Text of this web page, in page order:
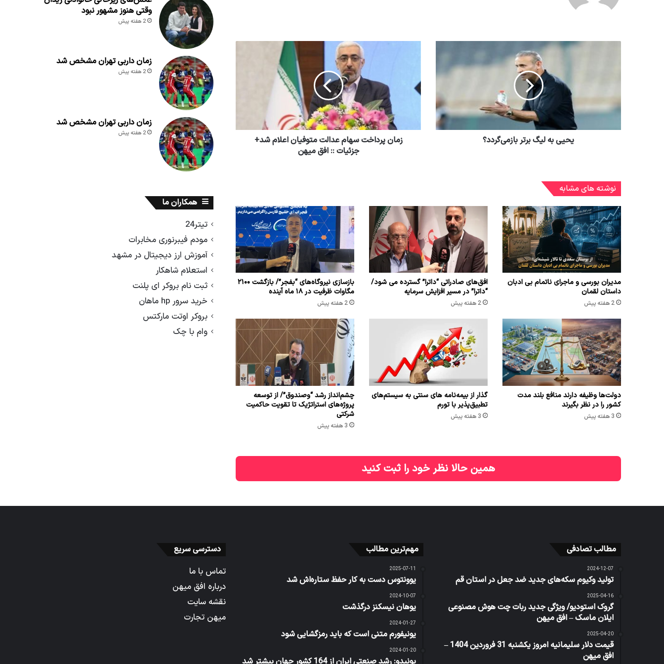
یحیی به لیگ برتر بازمی‌گردد؟
زمان پرداخت سهام‌ عدالت متوفیان اعلام شد+
جزئیات :: افق میهن
نوشته های مشابه
مدیران بورسی و ماجرای ناتمام بی ادبان
داستان لقمان
2 هفته پیش
افق‌های صادراتی “داترا” گسترده می شود/
“داترا” در مسیر افزایش سرمایه
2 هفته پیش
بازسازی نیروگاه‌های “بفجر”/ بازگشت ۲۱۰۰
مگاوات ظرفیت در ۱۸ ماه آینده
2 هفته پیش
دولت‌ها وظیفه دارند منافع بلند مدت
کشور را در نظر بگیرند
3 هفته پیش
گذار از بیمه‌نامه های سنتی به سیستم‌های
تطبیق‌پذیر با تورم
3 هفته پیش
چشم‌انداز رشد “وصندوق”/ از توسعه
پروژه‌های استراتژیک تا تقویت حاکمیت
شرکتی
3 هفته پیش
همین حالا نظر خود را ثبت کنید
وقتی هنوز مشهور نبود
2 هفته پیش
زمان داربی تهران مشخص شد
2 هفته پیش
زمان داربی تهران مشخص شد
2 هفته پیش
همکاران ما
تیتر24
مودم فیبرنوری مخابرات
آموزش ارز دیجیتال در مشهد
استعلام شاهکار
ثبت نام بروکر ای پلنت
خرید سرور hp ماهان
بروکر اوتت مارکتس
وام با چک
مطالب تصادفی
2024-12-07
تولید وکیوم سکه‌های جدید ضد جعل در استان قم
2025-04-16
گروک استودیو/ ویژگی جدید ربات چت هوش مصنوعی
ایلان ماسک – افق میهن
2025-04-20
قیمت دلار سلیمانیه امروز یکشنبه 31 فروردین 1404 –
افق میهن
مهم‌ترین مطالب
2025-07-11
یوونتوس دست به کار حفظ ستاره‌اش شد
2024-10-07
یوهان نیسکنز درگذشت
2024-01-27
یونیفورم متنی است که باید رمزگشایی شود
2024-01-20
یونیدو: رشد صنعتی ایران از 164 کشور جهان بیشتر شد
دسترسی سریع
تماس با ما
درباره افق میهن
نقشه سایت
میهن تجارت